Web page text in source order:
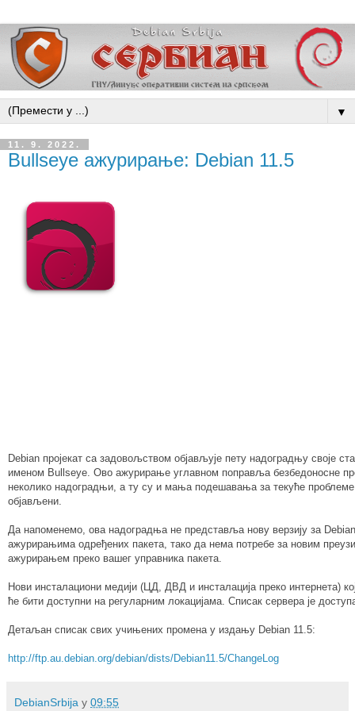
▼
11. 9. 2022.
Bullseye ажурирање: Debian 11.5
Debian пројекат са задовољством објављује пету надоградњу своје
именом Bullseye. Ово ажурирање углавном поправља безбедоносне
неколико надоградњи, а ту су и мања подешавања за текуће
објављени.
Да напоменемо, ова надоградња не представља нову верзију за
ажурирањима одређених пакета, тако да нема потребе за новим
ажурирањем преко вашег управника пакета.
Нови инсталациони медији (ЦД, ДВД и инсталација преко интернета)
ће бити доступни на регуларним локацијама. Списак сервера је
Детаљан списак свих учињених промена у издању Debian 11.5:
http://ftp.au.debian.org/debian/dists/Debian11.5/ChangeLog
DebianSrbija у 09:55